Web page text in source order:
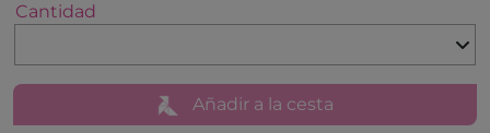
Cantidad
Añadir a la cesta